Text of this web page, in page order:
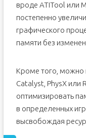
вроде ATITool или
постепенно
графического
памяти без
Кроме того, можно
Catalyst, PhysX или
оптимизировать
в определенных
высвобождая